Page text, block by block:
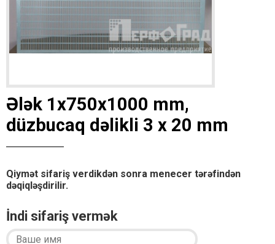
Ələk 1x750x1000 mm,
düzbucaq dəlikli 3 x 20 mm
Qiymət sifariş verdikdən sonra menecer tərəfindən
dəqiqləşdirilir.
İndi sifariş vermək